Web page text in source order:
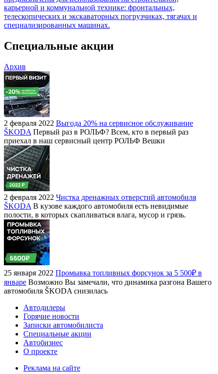
карьерной и коммунальной технике: фронтальных,
телескопических и экскаваторных погрузчиках, тягачах и
специализированных машинах.
Специальные акции
Архив
2 февраля 2022 Выгода 20% на сервисное обслуживание
ŠKODA Первый раз в РОЛЬФ? Всем, кто в первый раз
приехал в наш сервисный центр РОЛЬФ Вешки
2 февраля 2022 Чистка дренажных отверстий автомобиля
ŠKODA В кузове каждого автомобиля есть невидимые
полости, в которых скапливаться влага, мусор и грязь.
25 января 2022 Промывка топливных форсунок за 5 500₽ в
январе Возможно Вы замечали, что динамика разгона Вашего
автомобиля ŠKODA снизилась
Автодилеры
Горячие новости
Записки автомобилиста
Специальные акции
Автобизнес
О проекте
Реклама на сайте